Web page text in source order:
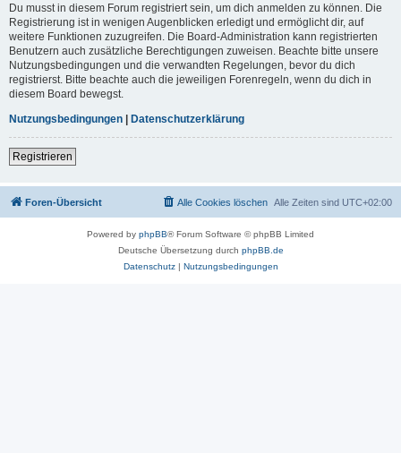
Du musst in diesem Forum registriert sein, um dich anmelden zu können. Die
Registrierung ist in wenigen Augenblicken erledigt und ermöglicht dir, auf
weitere Funktionen zuzugreifen. Die Board-Administration kann registrierten
Benutzern auch zusätzliche Berechtigungen zuweisen. Beachte bitte unsere
Nutzungsbedingungen und die verwandten Regelungen, bevor du dich
registrierst. Bitte beachte auch die jeweiligen Forenregeln, wenn du dich in
diesem Board bewegst.
Nutzungsbedingungen | Datenschutzerklärung
Registrieren
Foren-Übersicht Alle Zeiten sind UTC+02:00
Alle Cookies löschen
Powered by phpBB® Forum Software © phpBB Limited
Deutsche Übersetzung durch phpBB.de
Datenschutz| Nutzungsbedingungen